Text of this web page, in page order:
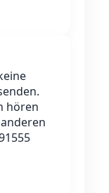
hören